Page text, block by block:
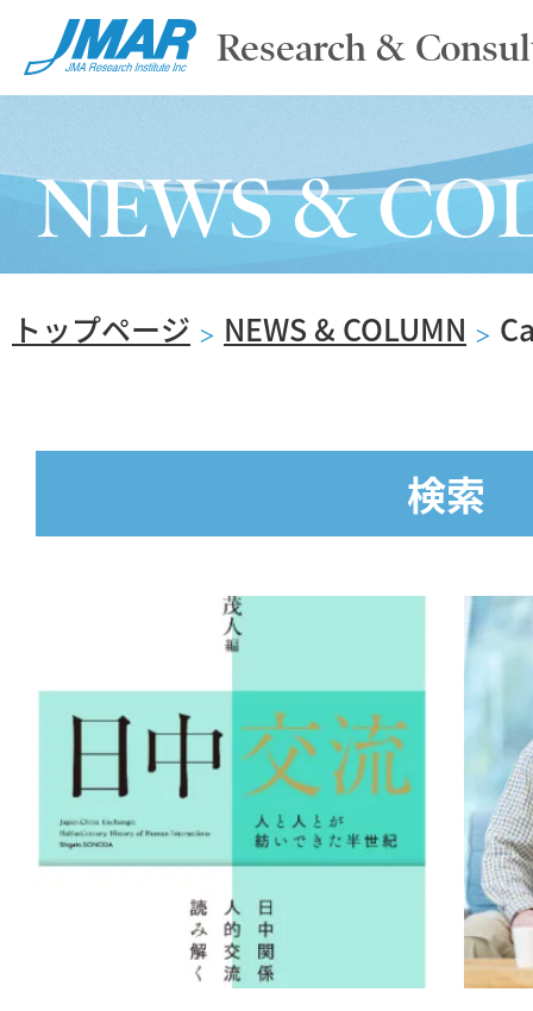
Research &
ABOUT
SERVICE
NEWS & COLUMN
COMPANY
PERSON
CONTACT
NEWS &
トップページ ＞ NEWS & COLUMN ＞
検索